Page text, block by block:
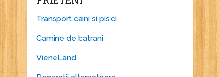
Transport caini si pisici
Camine de batrani
VieneLand